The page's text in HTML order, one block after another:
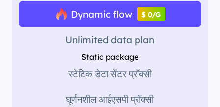
Dynamic flow $ 0/G
Unlimited data plan
Static package
स्टेटिक डेटा सेंटर प्रॉक्सी
घूर्णनशील आईएसपी प्रॉक्सी